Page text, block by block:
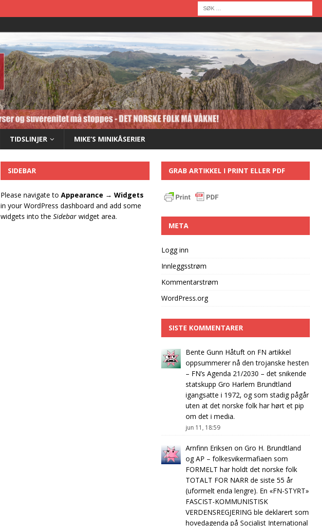
TIDSLINJER MIKE’S MINIKÅSERIER
SIDEBAR
Please navigate toAppearance → Widgets
in your WordPress dashboard and add some
widgets into theSidebar widget area.
GRAB ARTIKKEL I PRINT ELLER PDF
META
Logg inn
Innleggsstrøm
Kommentarstrøm
WordPress.org
SISTE KOMMENTARER
Bente Gunn Håtufton FN artikkel
oppsummerer nå den trojanske hesten
– FN’s Agenda 21/2030 – det snikende
statskupp Gro Harlem Brundtland
igangsatte i 1972, og som stadig pågår
uten at det norske folk har hørt et pip
om det i media.
jun 11, 18:59
Arnfinn Eriksen on Gro H. Brundtland
og AP – folkesvikermafiaen som
FORMELT har holdt det norske folk
TOTALT FOR NARR de siste 55 år
(uformelt enda lengre). En «FN-STYRT»
FASCIST-KOMMUNISTISK
VERDENSREGJERING ble deklarert som
hovedagenda på Socialist International